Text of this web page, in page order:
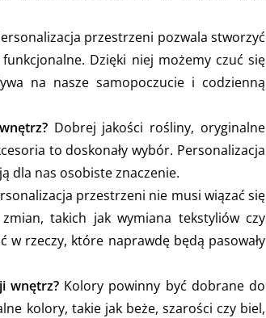
przestrzeni pozwala stworzyć
Dzięki niej możemy czuć się
na nasze samopoczucie i codzienną
Dobrej jakości rośliny, oryginalne
to doskonały wybór. Personalizacja
dla nas osobiste znaczenie.
przestrzeni nie musi wiązać się
takich jak wymiana tekstyliów czy
w rzeczy, które naprawdę będą pasowały
wnętrz? Kolory powinny być dobrane do
kolory, takie jak beże, szarości czy biel,